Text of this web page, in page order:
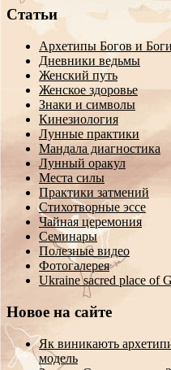
Статьи
Архетипы Богов и
Дневники ведьмы
Женский путь
Женское здоровье
Знаки и символы
Кинезиология
Лунные практики
Мандала диагностика
Лунный оракул
Места силы
Практики затмений
Стихотворные эссе
Чайная церемония
Семинары
Полезные видео
Фотогалерея
Ukraine sacred place of
Новое на сайте
Як виникають
модель